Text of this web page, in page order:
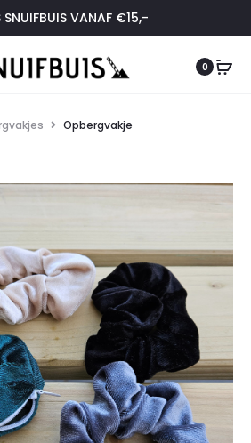
SNUIFBUIS VANAF €15,-
0
Opbergvakje